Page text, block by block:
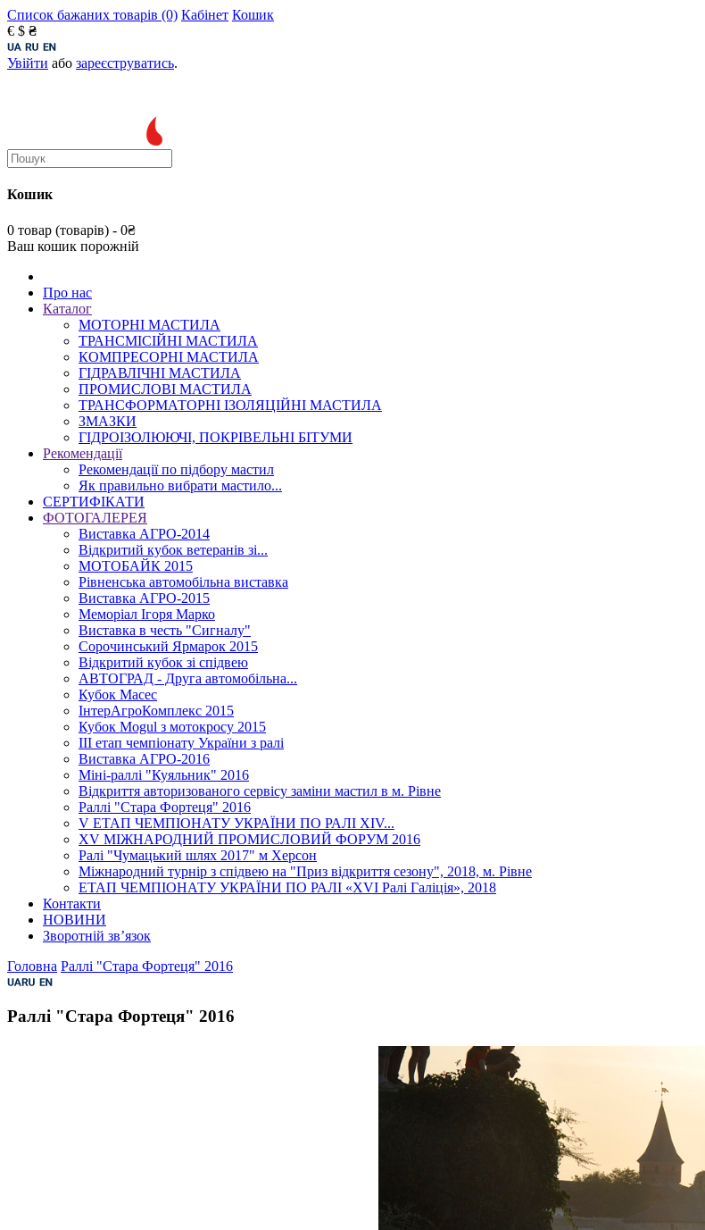
Список бажаних товарів (0) Кабінет Кошик
€ $ ₴
Увійти або зареєструватись.
Кошик
0 товар (товарів) - 0₴
Ваш кошик порожній
Про нас
Каталог
МОТОРНІ МАСТИЛА
ТРАНСМІСІЙНІ МАСТИЛА
КОМПРЕСОРНІ МАСТИЛА
ГІДРАВЛІЧНІ МАСТИЛА
ПРОМИСЛОВІ МАСТИЛА
ТРАНСФОРМАТОРНІ ІЗОЛЯЦІЙНІ МАСТИЛА
ЗМАЗКИ
ГІДРОІЗОЛЮЮЧІ, ПОКРІВЕЛЬНІ БІТУМИ
Рекомендації
Рекомендації по підбору мастил
Як правильно вибрати мастило...
СЕРТИФІКАТИ
ФОТОГАЛЕРЕЯ
Виставка АГРО-2014
Відкритий кубок ветеранів зі...
МОТОБАЙК 2015
Рівненська автомобільна виставка
Виставка АГРО-2015
Меморіал Ігоря Марко
Виставка в честь "Сигналу"
Сорочинський Ярмарок 2015
Відкритий кубок зі спідвею
АВТОГРАД - Друга автомобільна...
Кубок Масес
ІнтерАгроКомплекс 2015
Кубок Mogul з мотокросу 2015
ІІІ етап чемпіонату України з ралі
Виставка АГРО-2016
Міні-раллі "Куяльник" 2016
Відкриття авторизованого сервісу заміни мастил в м. Рівне
Раллі "Стара Фортеця" 2016
V ЕТАП ЧЕМПІОНАТУ УКРАЇНИ ПО РАЛІ XІV...
XV МІЖНАРОДНИЙ ПРОМИСЛОВИЙ ФОРУМ 2016
Ралі "Чумацький шлях 2017" м Херсон
Міжнародний турнір з спідвею на "Приз відкриття сезону", 2018, м. Рівне
ЕТАП ЧЕМПІОНАТУ УКРАЇНИ ПО РАЛІ «XVI Ралі Галіція», 2018
Контакти
НОВИНИ
Зворотній зв’язок
Головна Раллі "Стара Фортеця" 2016
Раллі "Стара Фортеця" 2016